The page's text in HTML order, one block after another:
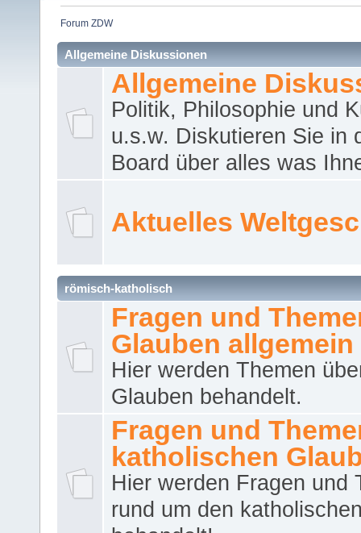
Forum ZDW
Allgemeine Diskussionen
Allgemeine
Politik, Philosophie und
u.s.w. Diskutieren Sie in
Board über alles was
Aktuelles
römisch-katholisch
Fragen und
Glauben allgemein
Hier werden Themen
Glauben behandelt.
Fragen und
katholischen
Hier werden Fragen und
rund um den